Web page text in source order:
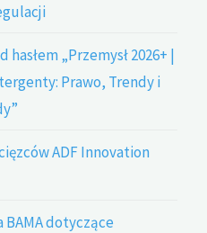
„Przemysł 2026+ |
Prawo, Trendy i
ADF Innovation
BAMA dotyczące